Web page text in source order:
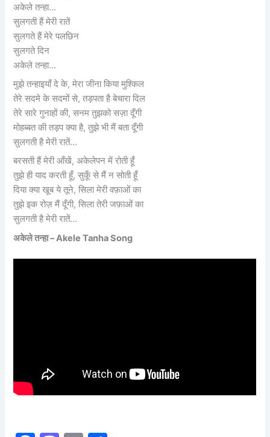
अकेले तन्हा…
सुलगती हैं मेरी रातें
सुलगते हैं मेरे पलछिन
सुलगते दिन
अकेले तन्हा…
मुझे तन्हाइयाँ दे के, मेरा जीना किया मुश्किल
तेरे सदमे के सदमों से, तड़पता है बेचारा दिल
तेरे सारे गुनाहों की, सनम तुझको सज़ा दूँगी
मोहब्बत की तड़प क्या है, तुझे भी मैं बता दूँगी
सुलगती है मेरी रातें…
बरसती हैं मेरी आँखें, अकेलेपन में रोती हूँ
तुझे ही याद करती हूँ, सुकूँ से मैं न सोती हूँ
दिया क्या खूब ये तूने, सिला मेरी वफ़ाओं का
तुझे इक रोज़ मैं दूँगी, सिला तेरी जफ़ाओं का
सुलगती है मेरी रातें…
अकेले तन्हा – Akele Tanha Song